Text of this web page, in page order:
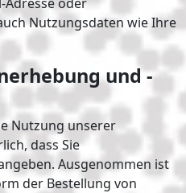
Nutzungsdaten wie Ihre
und -
Nutzung unserer
dass Sie
Ausgenommen ist
der Bestellung von